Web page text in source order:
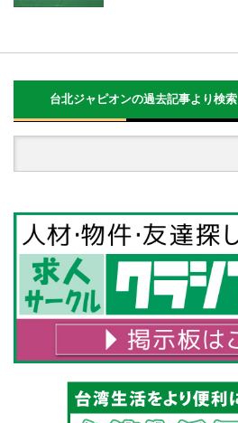
台北ジャピオンの過去記事より検索